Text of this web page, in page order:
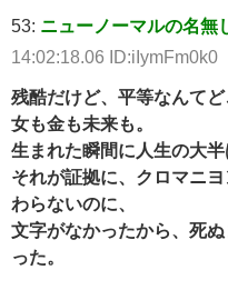
53: ニューノーマルの名無
14:02:18.06 ID:iIymFm0k0
残酷だけど、平等なんてど
女も金も未来も。
生まれた瞬間に人生の大半
それが証拠に、クロマニ
わらないのに、
文字がなかったから、死
った。